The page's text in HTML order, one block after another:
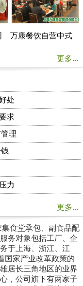
万康餐饮自营中式
更多...
处
求
理
力
更多...
食堂承包、副食品配
务对象包括工厂、企
于上海、浙江、江
家产业改革政策的
居长三角地区的业界
，公司旗下有两家子